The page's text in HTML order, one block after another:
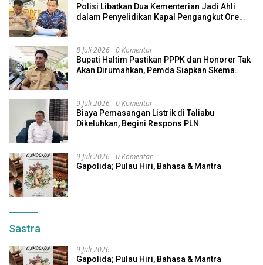
Polisi Libatkan Dua Kementerian Jadi Ahli
dalam Penyelidikan Kapal Pengangkut Ore
8 Juli 2026 0 Komentar
Bupati Haltim Pastikan PPPK dan Honorer Tak
Akan Dirumahkan, Pemda Siapkan Skema
9 Juli 2026 0 Komentar
Biaya Pemasangan Listrik di Taliabu
Dikeluhkan, Begini Respons PLN
9 Juli 2026 0 Komentar
Gapolida; Pulau Hiri, Bahasa & Mantra
Sastra
9 Juli 2026
Gapolida; Pulau Hiri, Bahasa & Mantra